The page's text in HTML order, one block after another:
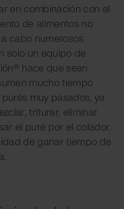
en combinación con el
de alimentos no
cabo numerosos
solo un equipo de
hace que sean
mucho tiempo
muy pasados, ya
triturar, eliminar
el puré por el colador.
de ganar tiempo de